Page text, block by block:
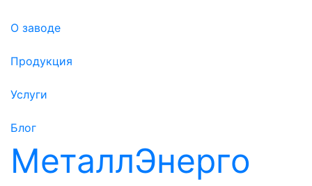
О заводе
Продукция
Услуги
Блог
МеталлЭнерго